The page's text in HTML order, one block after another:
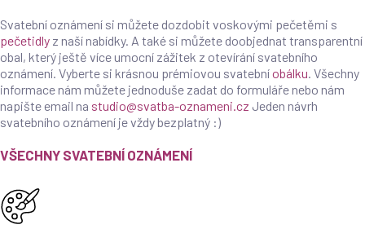
Svatební oznámení si můžete dozdobit voskovými pečetěmi s
pečetidly z naší nabídky. A také si můžete doobjednat transparentní
obal, který ještě více umocní zážitek z otevírání svatebního
oznámení. Vyberte si krásnou prémiovou svatebníobálku. Všechny
informace nám můžete jednoduše zadat do formuláře nebo nám
napište email na studio@svatba-oznameni.cz Jeden návrh
svatebního oznámení je vždy bezplatný :)
VŠECHNY SVATEBNÍ OZNÁMENÍ